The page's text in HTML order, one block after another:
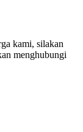
kami, silakan
menghubungi